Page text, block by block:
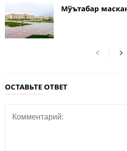
Мўътабар
ОСТАВЬТЕ ОТВЕТ